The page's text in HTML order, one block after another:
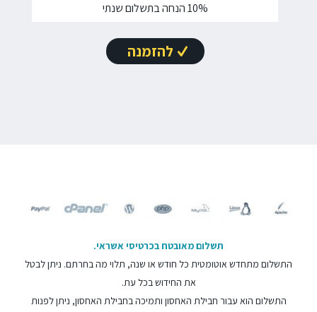
10% הנחה בתשלום שנתי
להזמנה
תשלום מאובטח בכרטיסי אשראי.
התשלום מתחדש אוטומטית כל חודש או שנה, תלוי מה בחרתם. ניתן לבטל
את החידוש בכל עת.
התשלום הוא עבור חבילת האחסון ותמיכה בחבילת האחסון, ניתן לפנות